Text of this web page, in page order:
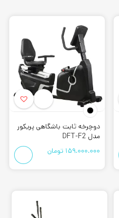
است تا از متریال با کیفیت و
خود استفاده کند. به همین دلیل
با خیال آسوده از آن استفاده
توان بهاسکی فضایی
های آن اشاره
بدن را در حین تمرین درگیر می کند.
رسیدن به تناسب اندام ایده آل
این محصول یکی از کاربردی ترین
به شمار می رود. به همین دلیل
دوچرخه ثابت باشگاهی پریکور
مدل DFT-F2
159.000.000 تومان